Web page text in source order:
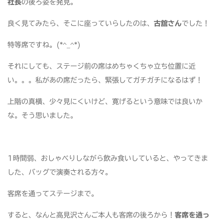
社長の後ろ姿を発見。
良く見てみたら、そこに座っていらしたのは、 古舘さんでした！
特等席ですね。(*^_^*)
それにしても、ステージ前の席はめちゃくちゃ立ち位置に近
い。。。私があの席だったら、緊張してガチガチになるはず！
上階の真横、少々見にくいけど、寛げるという意味では良いか
な。そう思いました。
1時間弱、おしゃべりしながら飲み食いしていると、やってきま
した、バッグで演奏される方々。
客席を通ってステージまで。
すると、なんと高見沢さんご本人も客席の後ろから！ 客席を通っ